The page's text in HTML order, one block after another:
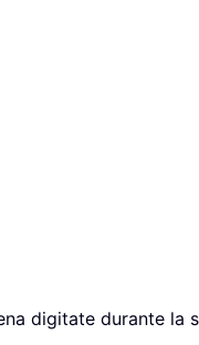
digitate durante la